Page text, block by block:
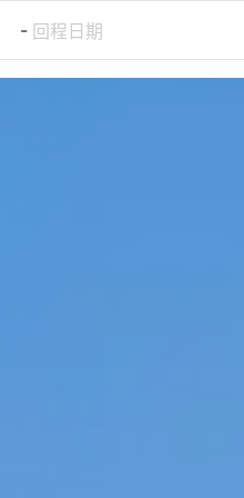
- 回程日期